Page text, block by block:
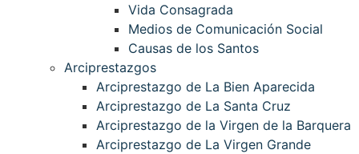
Vida Consagrada
Medios de Comunicación Social
Causas de los Santos
Arciprestazgos
Arciprestazgo de La Bien Aparecida
Arciprestazgo de La Santa Cruz
Arciprestazgo de la Virgen de la Barquera
Arciprestazgo de La Virgen Grande